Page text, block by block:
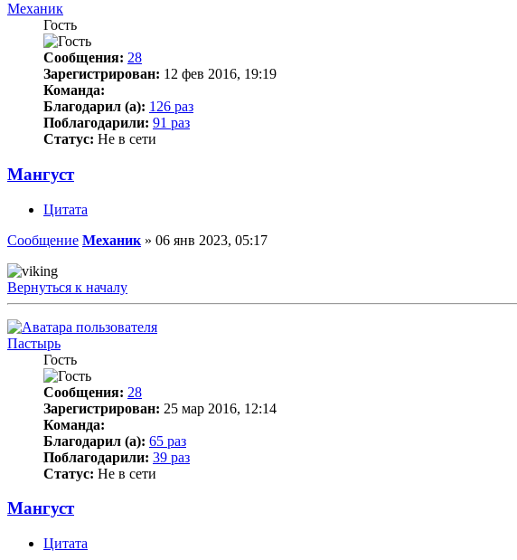
Механик
Гость
Сообщения: 28
Зарегистрирован: 12 фев 2016, 19:19
Команда:
Благодарил (а): 126 раз
Поблагодарили: 91 раз
Статус: Не в сети
Мангуст
Цитата
Сообщение Механик » 06 янв 2023, 05:17
Вернуться к началу
Пастырь
Гость
Сообщения: 28
Зарегистрирован: 25 мар 2016, 12:14
Команда:
Благодарил (а): 65 раз
Поблагодарили: 39 раз
Статус: Не в сети
Мангуст
Цитата